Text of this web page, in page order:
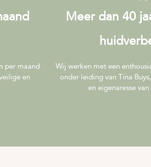
per maand
en
Meer dan 40
Wij werken met een
onder leiding van Tina
en eigenaresse